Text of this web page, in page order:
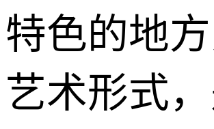
特色的地方
艺术形式